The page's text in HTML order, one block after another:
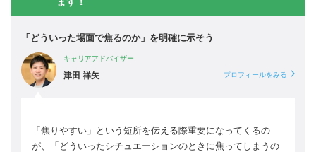
「どういった場面で焦るのか」を明確に示そう
キャリアアドバイザー
津田 祥矢 プロフィールをみる
「焦りやすい」という短所を伝える際重要になってくるの
が、「どういったシチュエーションのときに焦ってしまうの